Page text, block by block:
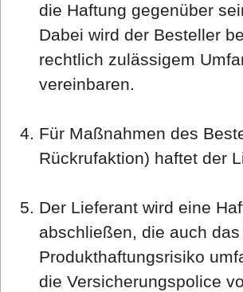
die Haftung gegenüber
Dabei wird der Besteller
rechtlich zulässigem
vereinbaren.
Für Maßnahmen des
Rückrufaktion) haftet der
Der Lieferant wird eine
abschließen, die auch
Produkthaftungsrisiko
die Versicherungspolice